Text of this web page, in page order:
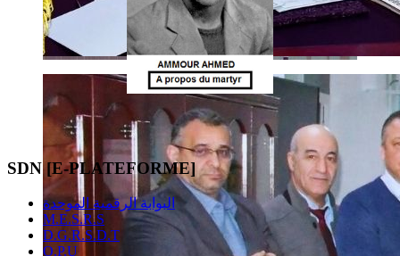
SDN [E-PLATEFORME]
البوابة الرقمية الموحدة
M.E.S.R.S
D.G.R.S.D.T
O.P.U